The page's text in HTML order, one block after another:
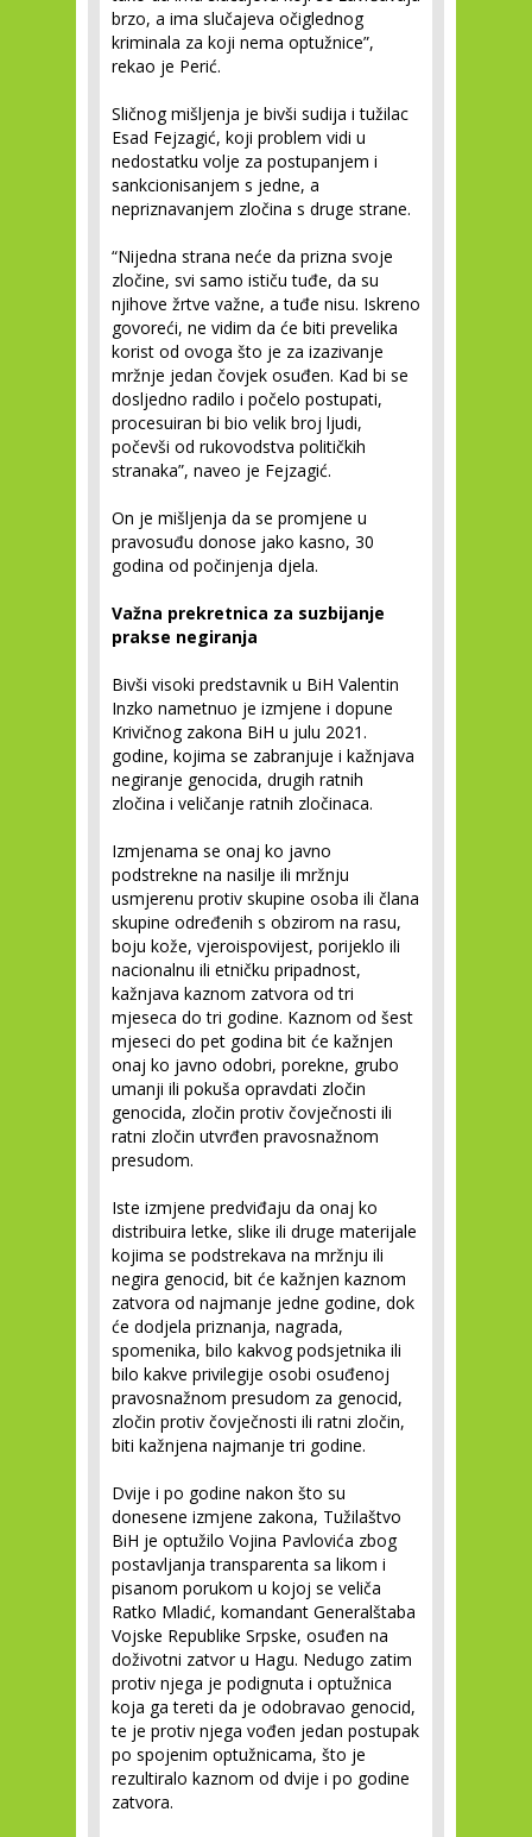
brzo, a ima slučajeva očiglednog
kriminala za koji nema optužnice”,
rekao je Perić.
Sličnog mišljenja je bivši sudija i tužilac
Esad Fejzagić, koji problem vidi u
nedostatku volje za postupanjem i
sankcionisanjem s jedne, a
nepriznavanjem zločina s druge strane.
“Nijedna strana neće da prizna svoje
zločine, svi samo ističu tuđe, da su
njihove žrtve važne, a tuđe nisu. Iskreno
govoreći, ne vidim da će biti prevelika
korist od ovoga što je za izazivanje
mržnje jedan čovjek osuđen. Kad bi se
dosljedno radilo i počelo postupati,
procesuiran bi bio velik broj ljudi,
počevši od rukovodstva političkih
stranaka”, naveo je Fejzagić.
On je mišljenja da se promjene u
pravosuđu donose jako kasno, 30
godina od počinjenja djela.
Važna prekretnica za suzbijanje
prakse negiranja
Bivši visoki predstavnik u BiH Valentin
Inzko nametnuo je izmjene i dopune
Krivičnog zakona BiH u julu 2021.
godine, kojima se zabranjuje i kažnjava
negiranje genocida, drugih ratnih
zločina i veličanje ratnih zločinaca.
Izmjenama se onaj ko javno
podstrekne na nasilje ili mržnju
usmjerenu protiv skupine osoba ili člana
skupine određenih s obzirom na rasu,
boju kože, vjeroispovijest, porijeklo ili
nacionalnu ili etničku pripadnost,
kažnjava kaznom zatvora od tri
mjeseca do tri godine. Kaznom od šest
mjeseci do pet godina bit će kažnjen
onaj ko javno odobri, porekne, grubo
umanji ili pokuša opravdati zločin
genocida, zločin protiv čovječnosti ili
ratni zločin utvrđen pravosnažnom
presudom.
Iste izmjene predviđaju da onaj ko
distribuira letke, slike ili druge materijale
kojima se podstrekava na mržnju ili
negira genocid, bit će kažnjen kaznom
zatvora od najmanje jedne godine, dok
će dodjela priznanja, nagrada,
spomenika, bilo kakvog podsjetnika ili
bilo kakve privilegije osobi osuđenoj
pravosnažnom presudom za genocid,
zločin protiv čovječnosti ili ratni zločin,
biti kažnjena najmanje tri godine.
Dvije i po godine nakon što su
donesene izmjene zakona, Tužilaštvo
BiH je optužilo Vojina Pavlovića zbog
postavljanja transparenta sa likom i
pisanom porukom u kojoj se veliča
Ratko Mladić, komandant Generalštaba
Vojske Republike Srpske, osuđen na
doživotni zatvor u Hagu. Nedugo zatim
protiv njega je podignuta i optužnica
koja ga tereti da je odobravao genocid,
te je protiv njega vođen jedan postupak
po spojenim optužnicama, što je
rezultiralo kaznom od dvije i po godine
zatvora.